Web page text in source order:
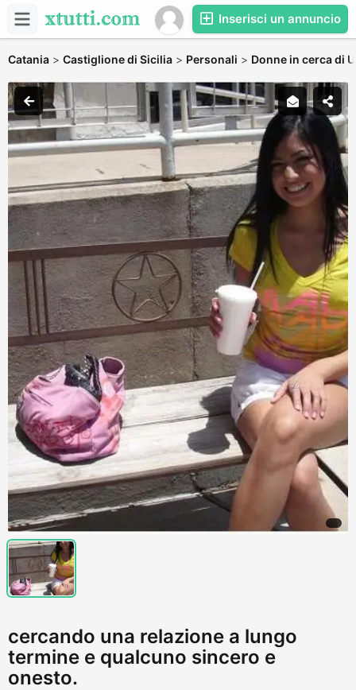
Inserisci un annuncio
Catania > Castiglione di Sicilia > Personali > Donne in cerca di
cercando una relazione a lungo
termine e qualcuno sincero e
onesto.